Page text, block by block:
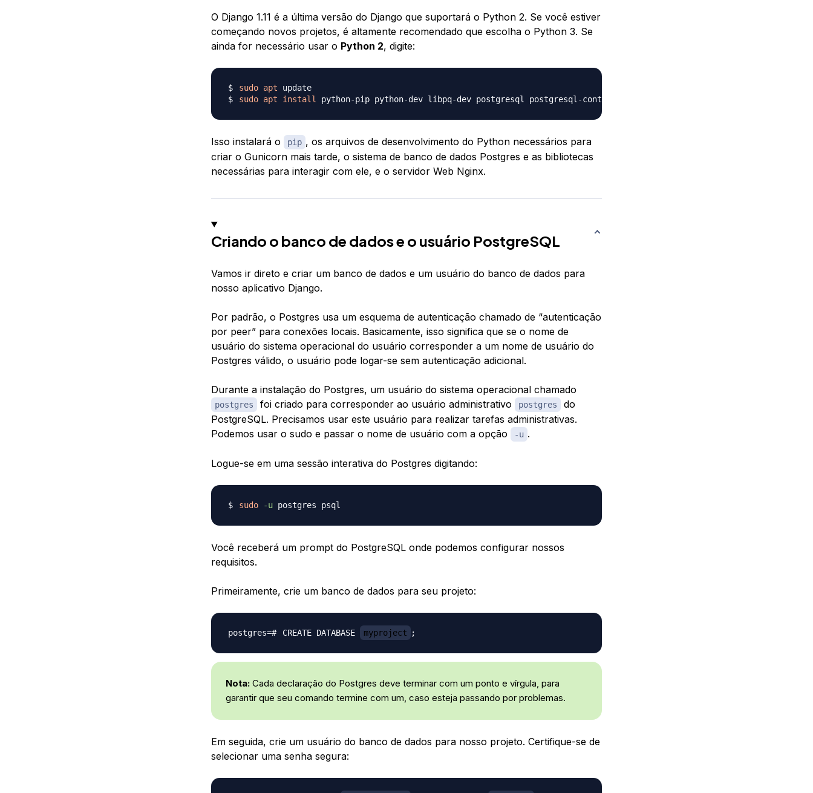
O Django 1.11 é a última versão do Django que suportará o Python 2. Se você estiver
começando novos projetos, é altamente recomendado que escolha o Python 3. Se
ainda for necessário usar o Python 2, digite:
sudo apt
update
sudo apt install python-pip python-dev libpq-dev postgresql postgresql-contrib nginx
Isso instalará o pip , os arquivos de desenvolvimento do Python necessários para
criar o Gunicorn mais tarde, o sistema de banco de dados Postgres e as bibliotecas
necessárias para interagir com ele, e o servidor Web Nginx.
Criando o banco de dados e o usuário PostgreSQL
Vamos ir direto e criar um banco de dados e um usuário do banco de dados para
nosso aplicativo Django.
Por padrão, o Postgres usa um esquema de autenticação chamado de “autenticação
por peer” para conexões locais. Basicamente, isso significa que se o nome de
usuário do sistema operacional do usuário corresponder a um nome de usuário do
Postgres válido, o usuário pode logar-se sem autenticação adicional.
Durante a instalação do Postgres, um usuário do sistema operacional chamado
postgres foi criado para corresponder ao usuário administrativo postgres
do
PostgreSQL. Precisamos usar este usuário para realizar tarefas administrativas.
Podemos usar o sudo e passar o nome de usuário com a opção
-u .
Logue-se em uma sessão interativa do Postgres digitando:
sudo -u
Você receberá um prompt do PostgreSQL onde podemos configurar nossos
requisitos.
Primeiramente, crie um banco de dados para seu projeto:
CREATE DATABASE myproject ;
Nota:Cada declaração do Postgres deve terminar com um ponto e vírgula, para
garantir que seu comando termine com um, caso esteja passando por problemas.
Em seguida, crie um usuário do banco de dados para nosso projeto. Certifique-se de
selecionar uma senha segura: